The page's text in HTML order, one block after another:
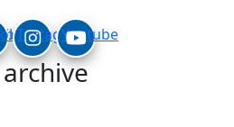
InstagramYoutube